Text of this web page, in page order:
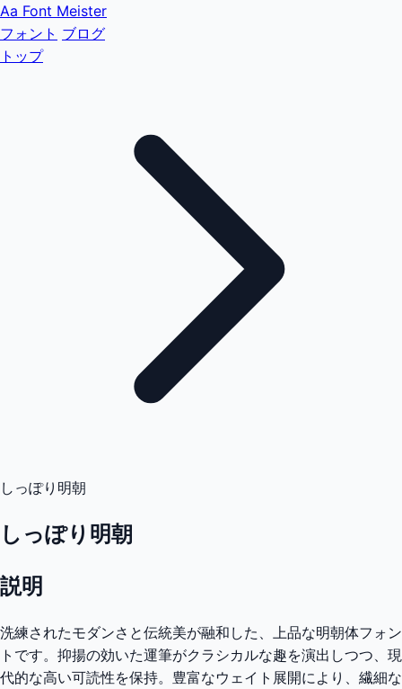
Aa Font Meister
フォント ブログ
トップ
しっぽり明朝
しっぽり明朝
説明
洗練されたモダンさと伝統美が融和した、上品な明朝体フォン
トです。抑揚の効いた運筆がクラシカルな趣を演出しつつ、現
代的な高い可読性を保持。豊富なウェイト展開により、繊細な